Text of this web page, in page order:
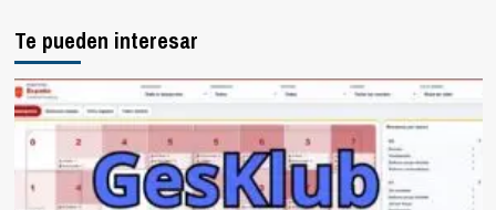
Te pueden interesar